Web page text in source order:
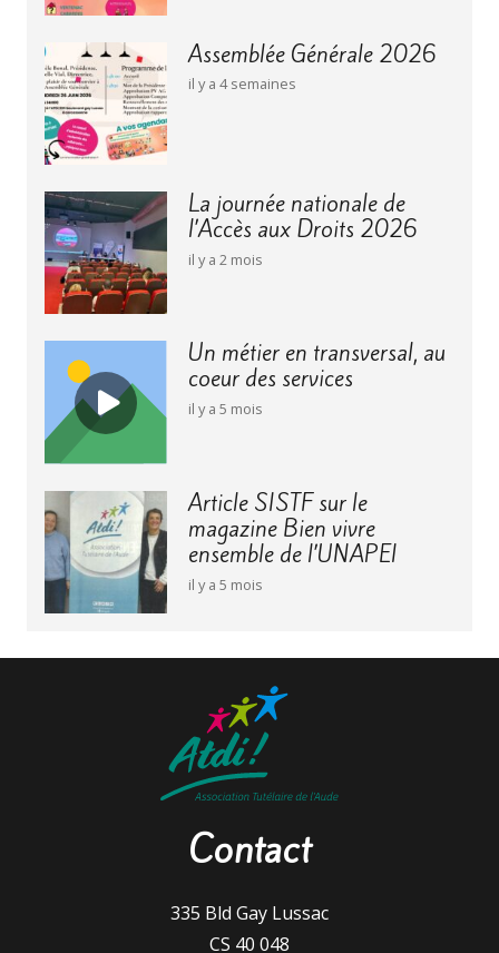
Assemblée Générale 2026
il y a 4 semaines
La journée nationale de
l’Accès aux Droits 2026
il y a 2 mois
Un métier en transversal, au
coeur des services
il y a 5 mois
Article SISTF sur le
magazine Bien vivre
ensemble de l’UNAPEI
il y a 5 mois
Contact
335 Bld Gay Lussac
CS 40 048